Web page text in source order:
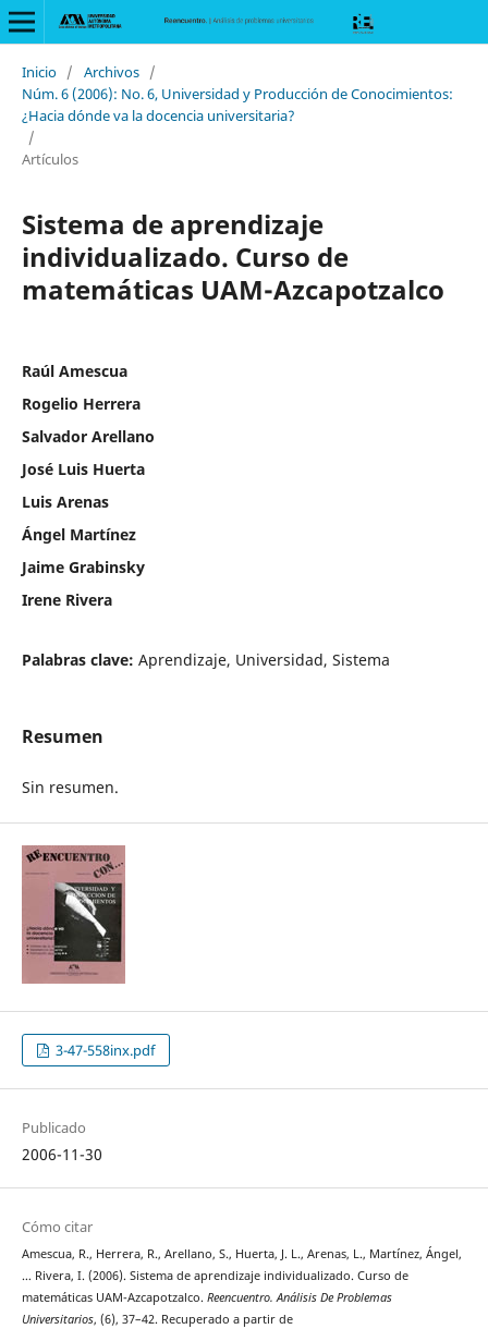
Inicio / Archivos /
Núm. 6 (2006): No. 6, Universidad y Producción de Conocimientos:
¿Hacia dónde va la docencia universitaria?
/
Artículos
Sistema de aprendizaje
individualizado. Curso de
matemáticas UAM-Azcapotzalco
Raúl Amescua
Rogelio Herrera
Salvador Arellano
José Luis Huerta
Luis Arenas
Ángel Martínez
Jaime Grabinsky
Irene Rivera
Palabras clave: Aprendizaje, Universidad, Sistema
Resumen
Sin resumen.
3-47-558inx.pdf
Publicado
2006-11-30
Cómo citar
Amescua, R., Herrera, R., Arellano, S., Huerta, J. L., Arenas, L., Martínez, Ángel,
… Rivera, I. (2006). Sistema de aprendizaje individualizado. Curso de
matemáticas UAM-Azcapotzalco. Reencuentro. Análisis De Problemas
Universitarios, (6), 37–42. Recuperado a partir de